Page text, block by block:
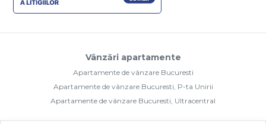
Vânzări apartamente
Apartamente de vânzare Bucuresti
Apartamente de vânzare Bucuresti, P-ta Unirii
Apartamente de vânzare Bucuresti, Ultracentral